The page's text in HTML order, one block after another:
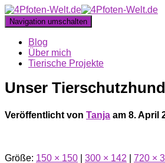
Navigation umschalten
Blog
Über mich
Tierische Projekte
Unser
Veröffentlicht von Tanja am 8. April
Größe: 150 × 150 300 × 142 720 ×